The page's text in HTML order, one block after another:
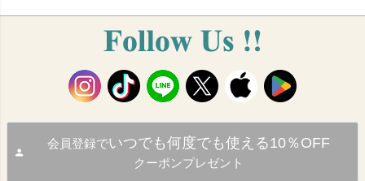
会員登録でいつでも何度でも使える10％OFF
クーポンプレゼント